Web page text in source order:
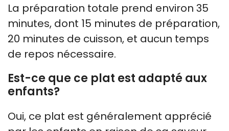
La préparation totale prend environ 35
minutes, dont 15 minutes de préparation,
20 minutes de cuisson, et aucun temps
de repos nécessaire.
Est-ce que ce plat est adapté aux
enfants?
Oui, ce plat est généralement apprécié